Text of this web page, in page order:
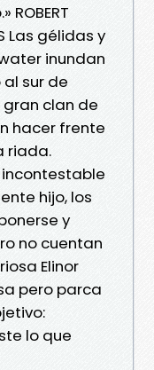
Las gélidas y
inundan
sur de
gran clan de
hacer frente
riada.
incontestable
hijo, los
y
no cuentan
Elinor
pero parca
lo que